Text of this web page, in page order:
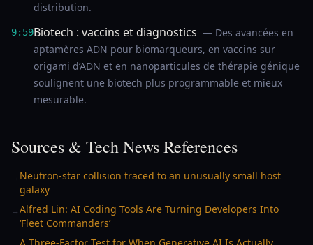
distribution.
9:59Biotech : vaccins et diagnostics — Des avancées en
aptamères ADN pour biomarqueurs, en vaccins sur
origami d’ADN et en nanoparticules de thérapie génique
soulignent une biotech plus programmable et mieux
mesurable.
Sources & Tech News References
→ Neutron-star collision traced to an unusually small host
galaxy
→Alfred Lin: AI Coding Tools Are Turning Developers Into
‘Fleet Commanders’